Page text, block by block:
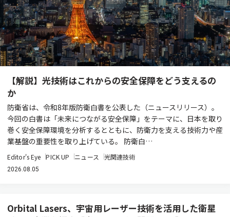
【解説】光技術はこれからの安全保障をどう支えるの
か
防衛省は、令和8年版防衛白書を公表した（ニュースリリース）。
今回の白書は「未来につながる安全保障」をテーマに、日本を取り
巻く安全保障環境を分析するとともに、防衛力を支える技術力や産
業基盤の重要性を取り上げている。 防衛白…
Editor's Eye PICK UP ニュース 光関連技術
2026.08.05
Orbital Lasers、宇宙用レーザー技術を活用した衛星